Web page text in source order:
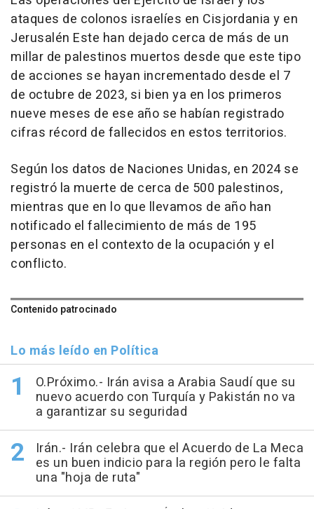
ataques de colonos israelíes en Cisjordania y en
Jerusalén Este han dejado cerca de más de un
millar de palestinos muertos desde que este tipo
de acciones se hayan incrementado desde el 7
de octubre de 2023, si bien ya en los primeros
nueve meses de ese año se habían registrado
cifras récord de fallecidos en estos territorios.
Según los datos de Naciones Unidas, en 2024 se
registró la muerte de cerca de 500 palestinos,
mientras que en lo que llevamos de año han
notificado el fallecimiento de más de 195
personas en el contexto de la ocupación y el
conflicto.
Contenido patrocinado
Lo más leído en Política
O.Próximo.- Irán avisa a Arabia Saudí que su
nuevo acuerdo con Turquía y Pakistán no va
a garantizar su seguridad
Irán.- Irán celebra que el Acuerdo de La Meca
es un buen indicio para la región pero le falta
una "hoja de ruta"